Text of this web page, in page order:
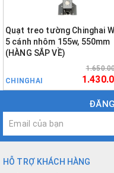
Quạt treo tường Chinghai
5 cánh nhôm 155w, 550mm
(HÀNG SẮP VỀ)
CHINGHAI
HỖ TRỢ KHÁCH HÀNG